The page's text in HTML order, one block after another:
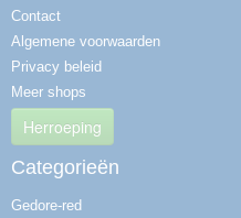
Contact
Algemene voorwaarden
Privacy beleid
Meer shops
Herroeping
Categorieën
Gedore-red